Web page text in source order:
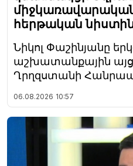
հերթական
Նիկոլ Փաշինյանը
աշխատանքային
Ղրղզստանի
06.08.2026 10:57